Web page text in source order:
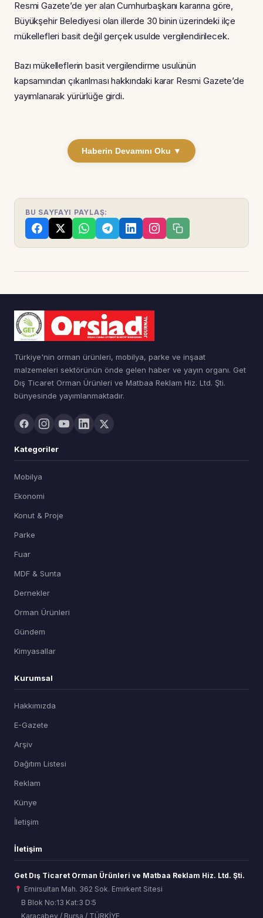
Resmi Gazete’de yer alan Cumhurbaşkanı kararına göre,
Büyükşehir Belediyesi olan illerde 30 binin üzerindeki ilçe
mükellefleri basit değil gerçek usulde vergilendirilecek.
Bazı mükelleflerin basit vergilendirme usulünün
kapsamından çıkarılması hakkındaki karar Resmi Gazete’de
yayımlanarak yürürlüğe girdi.
Haberin Devamını Oku ▼
BU SAYFAYI PAYLAŞ:
Türkiye'nin orman ürünleri, mobilya, parke ve inşaat
malzemeleri sektörünün önde gelen haber ve yayın organı. Get
Dış Ticaret Orman Ürünleri ve Matbaa Reklam Hiz. Ltd. Şti.
bünyesinde yayımlanmaktadır.
Kategoriler
Mobilya
Ekonomi
Konut & Proje
Parke
Fuar
MDF & Sunta
Dernekler
Orman Ürünleri
Gündem
Kimyasallar
Kurumsal
Hakkımızda
E-Gazete
Arşiv
Dağıtım Listesi
Reklam
Künye
İletişim
İletişim
Get Dış Ticaret Orman Ürünleri ve Matbaa Reklam Hiz. Ltd. Şti.
Emirsultan Mah. 362 Sok. Emirkent Sitesi
B Blok No:13 Kat:3 D:5
Karacabey / Bursa / TÜRKİYE